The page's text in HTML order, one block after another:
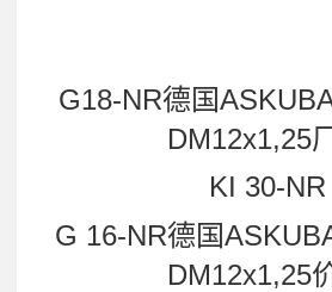
G18-NR德国
DM12x1,25
KI 30-NR
G 16-NR德国
DM12x1,25